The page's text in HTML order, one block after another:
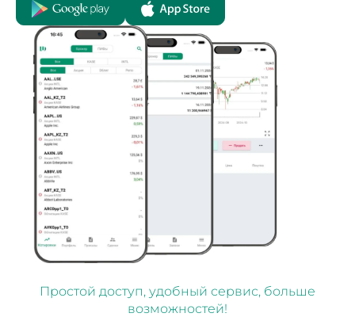
Простой доступ, удобный сервис, больше
возможностей!